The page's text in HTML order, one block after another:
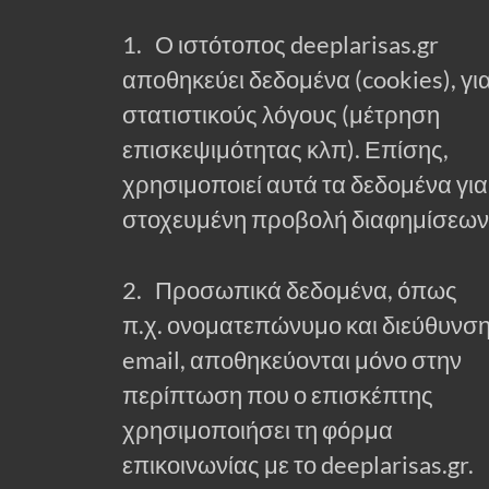
1. Ο ιστότοπος deeplarisas.gr
αποθηκεύει δεδομένα (cookies),
στατιστικούς λόγους (μέτρηση
επισκεψιμότητας κλπ). Επίσης,
χρησιμοποιεί αυτά τα δεδομένα για
στοχευμένη προβολή
2. Προσωπικά δεδομένα, όπως
π.χ. ονοματεπώνυμο και διεύθυνση
email, αποθηκεύονται μόνο στην
περίπτωση που ο επισκέπτης
χρησιμοποιήσει τη φόρμα
επικοινωνίας με το deeplarisas.gr.